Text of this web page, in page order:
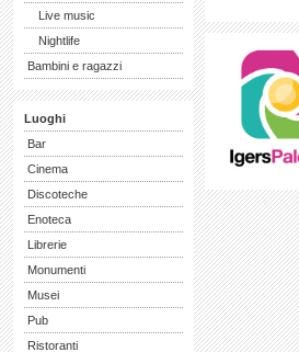
Live music
Nightlife
Bambini e ragazzi
Luoghi
Bar
Cinema
Discoteche
Enoteca
Librerie
Monumenti
Musei
Pub
Ristoranti